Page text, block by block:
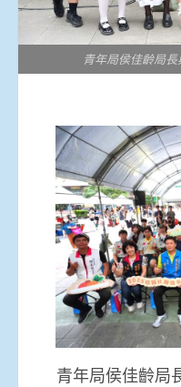
青年局侯佳齡局
青年局侯佳齡局